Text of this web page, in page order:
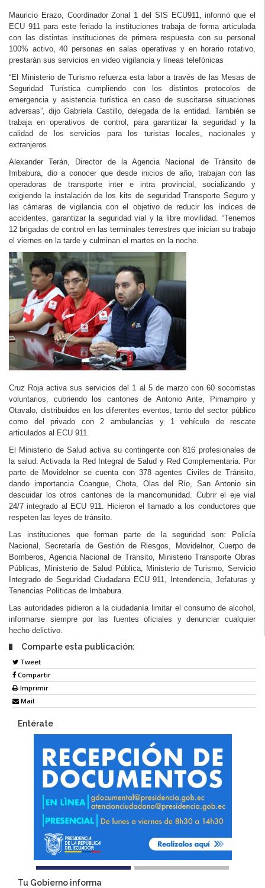
Mauricio Erazo, Coordinador Zonal 1 del SIS ECU911, informó que el
ECU 911 para este feriado la instituciones trabaja de forma articulada
con las distintas instituciones de primera respuesta con su personal
100% activo, 40 personas en salas operativas y en horario rotativo,
prestarán sus servicios en video vigilancia y líneas telefónicas
“El Ministerio de Turismo refuerza esta labor a través de las Mesas de
Seguridad Turística cumpliendo con los distintos protocolos de
emergencia y asistencia turística en caso de suscitarse situaciones
adversas”, dijo Gabriela Castillo, delegada de la entidad. También se
trabaja en operativos de control, para garantizar la seguridad y la
calidad de los servicios para los turistas locales, nacionales y
extranjeros.
Alexander Terán, Director de la Agencia Nacional de Tránsito de
Imbabura, dio a conocer que desde inicios de año, trabajan con las
operadoras de transporte inter e intra provincial, socializando y
exigiendo la instalación de los kits de seguridad Transporte Seguro y
las cámaras de vigilancia con el objetivo de reducir los índices de
accidentes, garantizar la seguridad vial y la libre movilidad. “Tenemos
12 brigadas de control en las terminales terrestres que inician su trabajo
el viernes en la tarde y culminan el martes en la noche.
Cruz Roja activa sus servicios del 1 al 5 de marzo con 60 socorristas
voluntarios, cubriendo los cantones de Antonio Ante, Pimampiro y
Otavalo, distribuidos en los diferentes eventos, tanto del sector público
como del privado con 2 ambulancias y 1 vehículo de rescate
articulados al ECU 911.
El Ministerio de Salud activa su contingente con 816 profesionales de
la salud. Activada la Red Integral de Salud y Red Complementaria. Por
parte de Movidelnor se cuenta con 378 agentes Civiles de Tránsito,
dando importancia Coangue, Chota, Olas del Río, San Antonio sin
descuidar los otros cantones de la mancomunidad. Cubrir el eje vial
24/7 integrado al ECU 911. Hicieron el llamado a los conductores que
respeten las leyes de tránsito.
Las instituciones que forman parte de la seguridad son: Policía
Nacional, Secretaría de Gestión de Riesgos, Movidelnor, Cuerpo de
Bomberos, Agencia Nacional de Tránsito, Ministerio Transporte Obras
Públicas, Ministerio de Salud Pública, Ministerio de Turismo, Servicio
Integrado de Seguridad Ciudadana ECU 911, Intendencia, Jefaturas y
Tenencias Políticas de Imbabura.
Las autoridades pidieron a la ciudadanía limitar el consumo de alcohol,
informarse siempre por las fuentes oficiales y denunciar cualquier
hecho delictivo.
Comparte esta publicación:
Tweet
Compartir
Imprimir
Mail
Entérate
Tu Gobierno informa